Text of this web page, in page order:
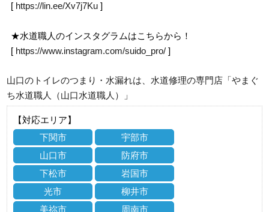
[ https://lin.ee/Xv7j7Ku ]
★水道職人のインスタグラムはこちらから！
[ https://www.instagram.com/suido_pro/ ]
山口のトイレのつまり・水漏れは、水道修理の専門店「やまぐ
ち水道職人（山口水道職人）」
【対応エリア】
下関市
宇部市
山口市
防府市
下松市
岩国市
光市
柳井市
美祢市
周南市